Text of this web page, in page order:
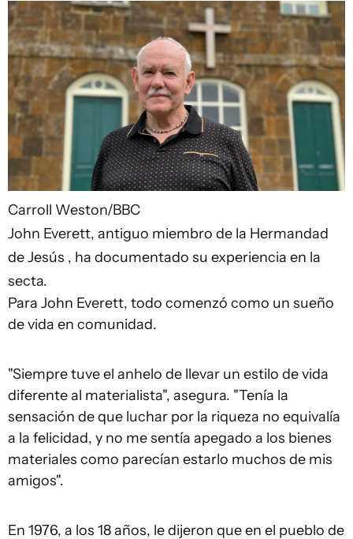
Carroll Weston/BBC
John Everett, antiguo miembro de la Hermandad
de Jesús , ha documentado su experiencia en la
secta.
Para John Everett, todo comenzó como un sueño
de vida en comunidad.
"Siempre tuve el anhelo de llevar un estilo de vida
diferente al materialista", asegura. "Tenía la
sensación de que luchar por la riqueza no equivalía
a la felicidad, y no me sentía apegado a los bienes
materiales como parecían estarlo muchos de mis
amigos".
En 1976, a los 18 años, le dijeron que en el pueblo de